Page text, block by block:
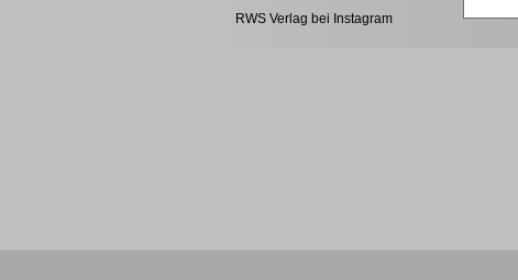
RWS Verlag bei Instagram